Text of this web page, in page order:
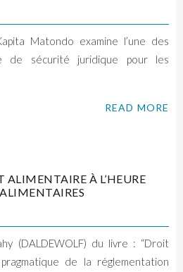
Matondo examine l’une des
de sécurité juridique pour les
READ MORE
ALIMENTAIRE À L’HEURE
(DALDEWOLF) du livre : “Droit
de la réglementation